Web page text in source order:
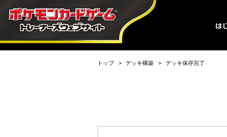
トップ デッキ構築 デッキ保存完了